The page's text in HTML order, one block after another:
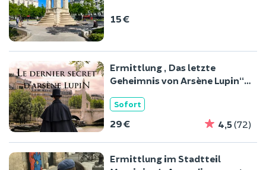
15 €
Ermittlung „Das letzte
Geheimnis von Arsène Lupin“
Sofort
29 € 4,5(72)
Ermittlung im Stadtteil